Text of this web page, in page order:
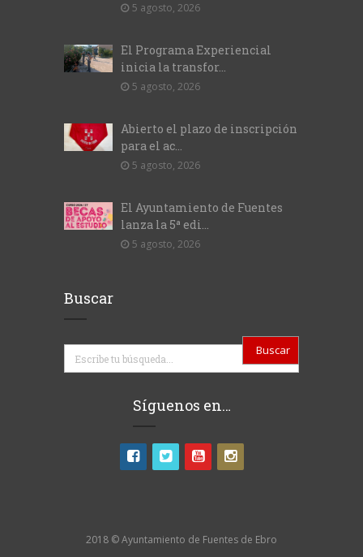
5 agosto, 2026
El Programa Experiencial
inicia la transfor...
5 agosto, 2026
Abierto el plazo de inscripción
para el ac...
5 agosto, 2026
El Ayuntamiento de Fuentes
lanza la 5ª edi...
5 agosto, 2026
Buscar
Buscar
Síguenos en…
2018 © Ayuntamiento de Fuentes de Ebro